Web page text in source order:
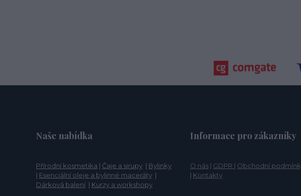
Naše nabídka
Přírodní kosmetika | Čaje a sirupy | Bylinky
| Esenciální oleje a bylinné maceráty |
Dárková balení | Kurzy a workshopy
Informace pro zákazníky
O nás | GDPR | Obchodní
| Kontakty